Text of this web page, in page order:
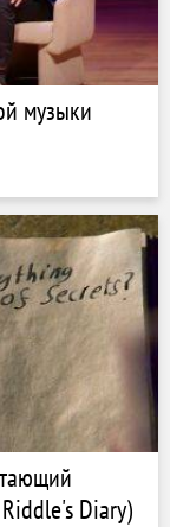
музыки
Diary)